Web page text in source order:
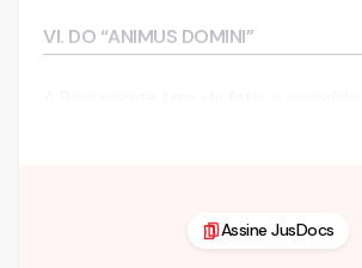
VI. DO “ANIMUS DOMINI”
Assine JusDocs